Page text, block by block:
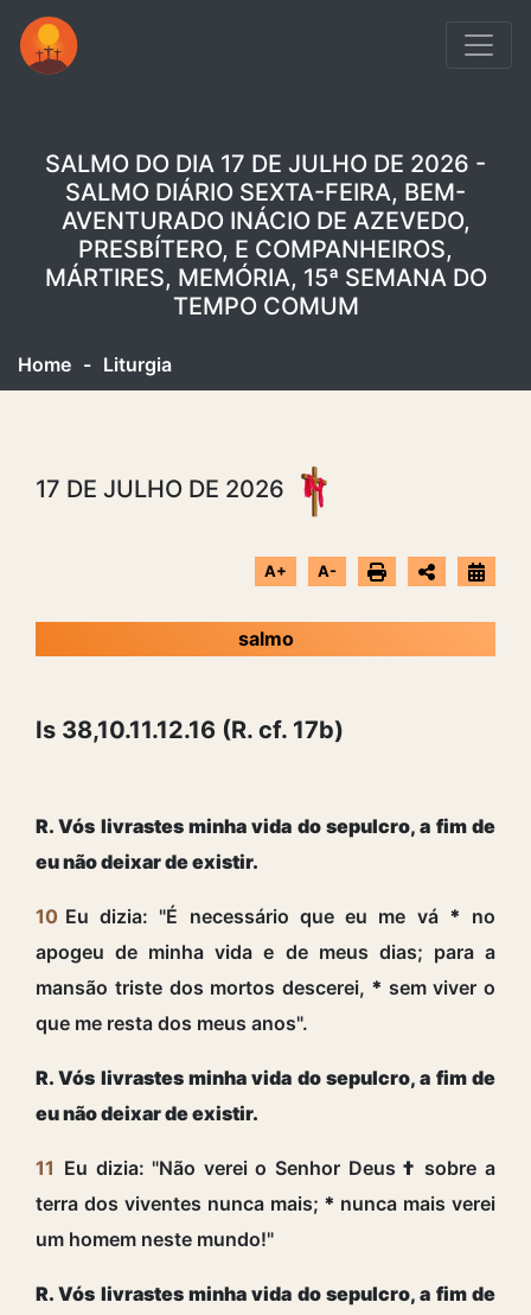
SALMO DO DIA 17 DE JULHO DE 2026 -
SALMO DIÁRIO SEXTA-FEIRA, BEM-
AVENTURADO INÁCIO DE AZEVEDO,
PRESBÍTERO, E COMPANHEIROS,
MÁRTIRES, MEMÓRIA, 15ª SEMANA DO
TEMPO COMUM
Home - Liturgia
17 DE JULHO DE 2026
A+ A-
salmo
Is 38,10.11.12.16 (R. cf. 17b)
R. Vós livrastes minha vida do sepulcro, a fim de
eu não deixar de existir.
10 Eu dizia: "É necessário que eu me vá * no
apogeu de minha vida e de meus dias; para a
mansão triste dos mortos descerei, * sem viver o
que me resta dos meus anos".
R. Vós livrastes minha vida do sepulcro, a fim de
eu não deixar de existir.
11 Eu dizia: "Não verei o Senhor Deus† sobre a
terra dos viventes nunca mais; * nunca mais verei
um homem neste mundo!"
R. Vós livrastes minha vida do sepulcro, a fim de